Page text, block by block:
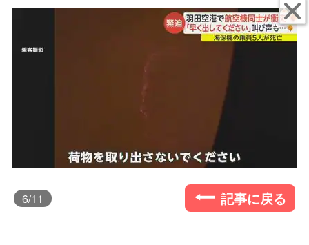
6/11 記事に戻る